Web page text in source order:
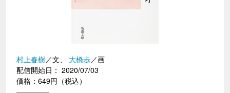
村上春樹／文、 大橋歩／画
配信開始日： 2020/07/03
価格：649円（税込）